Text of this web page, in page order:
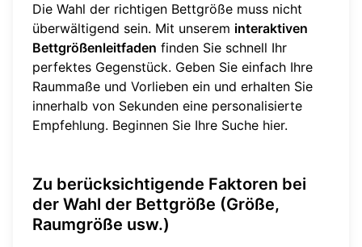
Die Wahl der richtigen Bettgröße muss nicht
überwältigend sein. Mit unserem interaktiven
Bettgrößenleitfaden finden Sie schnell Ihr
perfektes Gegenstück. Geben Sie einfach Ihre
Raummaße und Vorlieben ein und erhalten Sie
innerhalb von Sekunden eine personalisierte
Empfehlung. Beginnen Sie Ihre Suche hier.
Zu berücksichtigende Faktoren bei
der Wahl der Bettgröße (Größe,
Raumgröße usw.)